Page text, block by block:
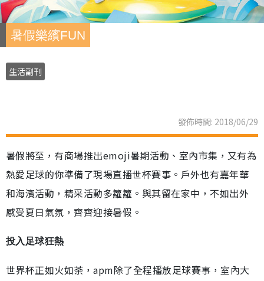
暑假樂繽FUN
生活副刊
發佈時間: 2018/06/29
暑假將至，有商場推出emoji暑期活動、室內市集，又有為
熱愛足球的你準備了現場直播世杯賽事。戶外也有嘉年華
和海濱活動，精采活動多籮籮。與其留在家中，不如出外
感受夏日氣氛，齊齊迎接暑假。
投入足球狂熱
世界杯正如火如荼，apm除了全程播放足球賽事，室內大